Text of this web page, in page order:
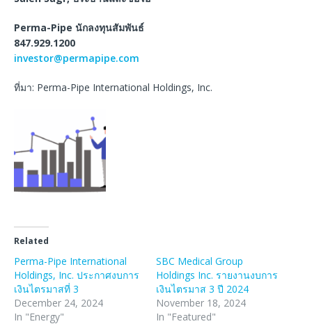
Perma-Pipe นักลงทุนสัมพันธ์
847.929.1200
investor@permapipe.com
ที่มา: Perma-Pipe International Holdings, Inc.
Related
Perma-Pipe International
Holdings, Inc. ประกาศงบการ
เงินไตรมาสที่ 3
December 24, 2024
In "Energy"
SBC Medical Group
Holdings Inc. รายงานงบการ
เงินไตรมาส 3 ปี 2024
November 18, 2024
In "Featured"